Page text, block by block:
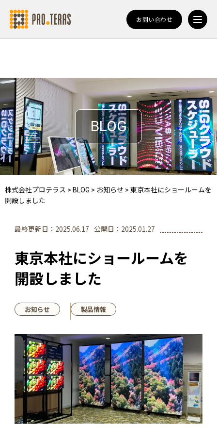
お問い合わせ
BLOG
株式会社プロテラス > BLOG > お知らせ > 東京本社にショールームを
開設しました
最終更新日： 2025.06.17 公開日： 2025.01.27
東京本社にショールームを
開設しました
お知らせ 製品情報